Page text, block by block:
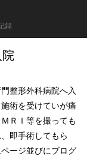
録
院
整形外科病院へ入
術を受けていが痛
ＲＩ等を撮っても
即手術してもら
ージ並びにブログ